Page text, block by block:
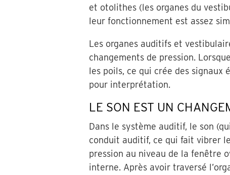
et otolithes (les organes du
leur fonctionnement est assez
Les organes auditifs et
changements de pression.
les poils, ce qui crée des
pour interprétation.
LE SON EST UN
Dans le système auditif, le son
conduit auditif, ce qui fait vibrer
pression au niveau de la fenêtre
interne. Après avoir traversé